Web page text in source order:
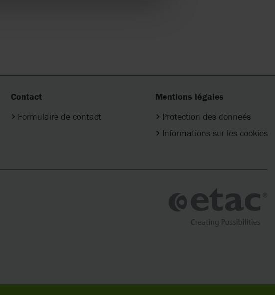
Contact
Formulaire de contact
Mentions légales
Protection des donneés
Informations sur les cookies